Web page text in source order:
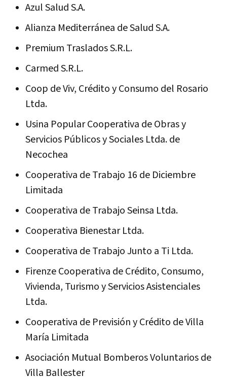
Azul Salud S.A.
Alianza Mediterránea de Salud S.A.
Premium Traslados S.R.L.
Carmed S.R.L.
Coop de Viv, Crédito y Consumo del Rosario
Ltda.
Usina Popular Cooperativa de Obras y
Servicios Públicos y Sociales Ltda. de
Necochea
Cooperativa de Trabajo 16 de Diciembre
Limitada
Cooperativa de Trabajo Seinsa Ltda.
Cooperativa Bienestar Ltda.
Cooperativa de Trabajo Junto a Ti Ltda.
Firenze Cooperativa de Crédito, Consumo,
Vivienda, Turismo y Servicios Asistenciales
Ltda.
Cooperativa de Previsión y Crédito de Villa
María Limitada
Asociación Mutual Bomberos Voluntarios de
Villa Ballester